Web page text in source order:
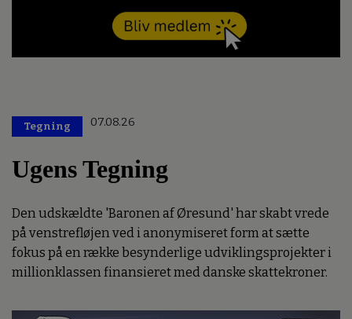
Tegning 07.08.26
Ugens Tegning
Den udskældte 'Baronen af Øresund' har skabt vrede
på venstrefløjen ved i anonymiseret form at sætte
fokus på en række besynderlige udviklingsprojekter i
millionklassen finansieret med danske skattekroner.